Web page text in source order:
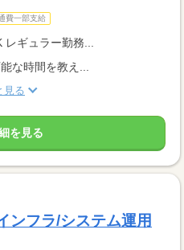
費一部支給
ギュラー勤務...
な時間を教え...
見る
を見る
ンフラ/システム運用